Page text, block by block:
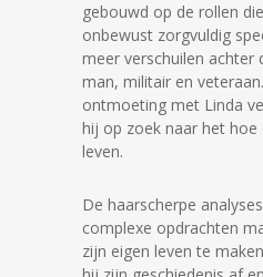
gebouwd op de rollen
onbewust zorgvuldig
meer verschuilen achter
man, militair en
ontmoeting met Linda
hij op zoek naar het
leven.
De haarscherpe
complexe opdrachten
zijn eigen leven te